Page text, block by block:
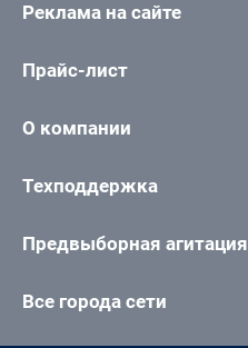
Реклама на сайте
Прайс-лист
О компании
Техподдержка
Предвыборная агитация
Все города сети